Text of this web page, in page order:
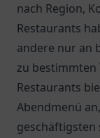
nach Region,
Restaurants
andere nur an
zu bestimmten
Restaurants
Abendmenü
geschäftigsten